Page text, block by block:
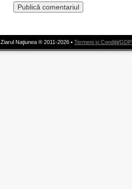
Ziarul Naţiunea ® 2011-2026 • Termeni şi Condiţii/